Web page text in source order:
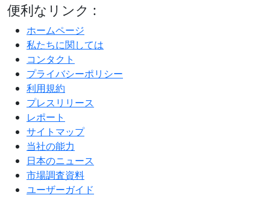
便利なリンク :
ホームページ
私たちに関しては
コンタクト
プライバシーポリシー
利用規約
プレスリリース
レポート
サイトマップ
当社の能力
日本のニュース
市場調査資料
ユーザーガイド